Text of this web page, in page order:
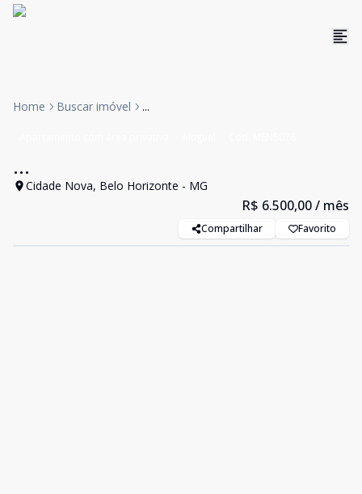
Home Buscar imóvel ...
...
Cidade Nova, Belo Horizonte - MG
R$ 6.500,00/ mês
Compartilhar Favorito